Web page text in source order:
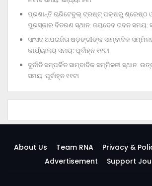
ପ୍ରଶାନ୍ତି ଚାରିଟେବୁଲ୍‌ ଟ୍ରଷ୍ଟ୍‌ ପକ୍ଷରୁ ଶ୍ରେଷ୍ଠ
ପୁରସ୍କାର ବିତରଣ ସ୍ଥାନ: ଜୟଦେବ ଭବନ ସମୟ:
ସାଂସଦ ଅପରାଜିତା ଷଡ଼ଙ୍ଗୀଙ୍କ ସାମ୍ବାଦିକ
କାର୍ଯ୍ୟାଳୟ ସମୟ: ପୂର୍ବାହ୍ନ ୧୧ଟା
ଦୁର୍ନୀତି ସମ୍ପର୍କିତ ସାମ୍ବାଦିକ ସମ୍ମିଳନୀ ସ୍ଥାନ:
ସମୟ: ପୂର୍ବାହ୍ନ ୧୧ଟା
About Us Team RNA Privacy &
Advertisement
Support